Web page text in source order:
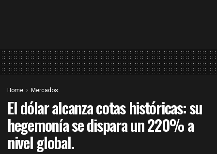
Home Mercados
El dólar alcanza cotas históricas: su
hegemonía se dispara un 220% a
nivel global.